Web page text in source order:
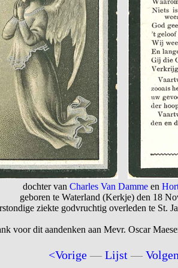
dochter van Charles Van Dammeen
geboren te Waterland (Kerkje) den 18
ziekte godvruchtig overleden te St.
voor dit aandenken aan Mevr. Oscar
<Vorige —Lijst —